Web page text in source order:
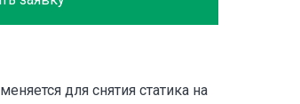
для снятия статика на